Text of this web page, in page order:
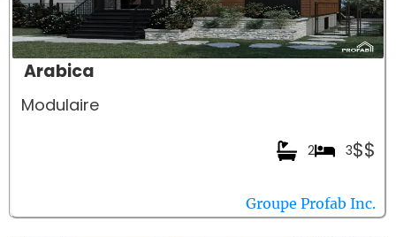
Arabica
Modulaire
$$
3
2
Groupe Profab Inc.